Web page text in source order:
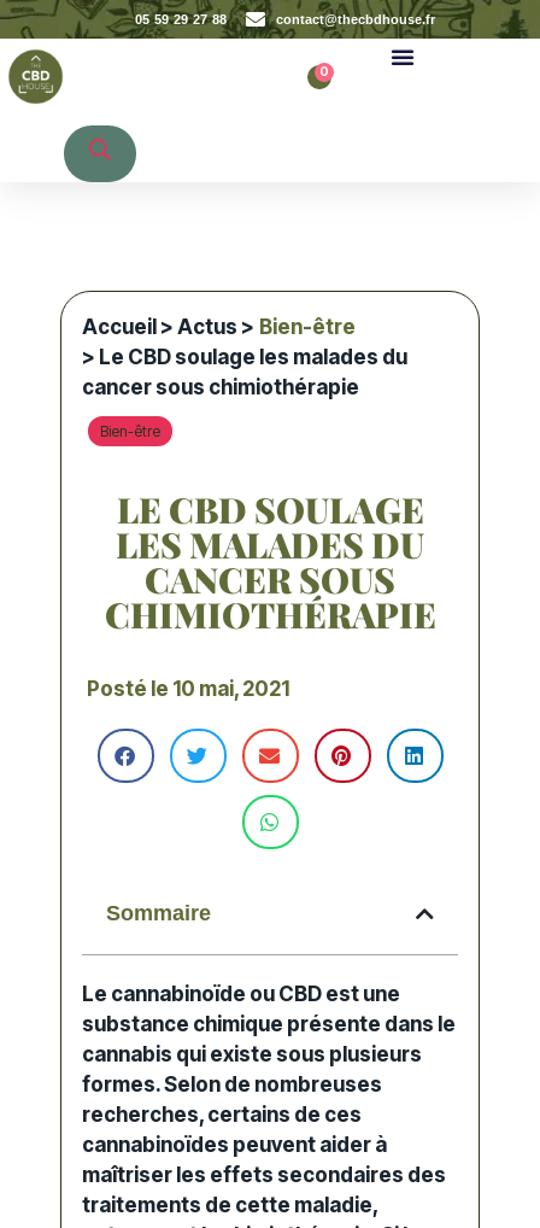
05 59 29 27 88 contact@thecbdhouse.fr
0
Accueil >Actus > Bien-être
> Le CBD soulage les malades du
cancer sous chimiothérapie
Bien-être
LE CBD SOULAGE
LES MALADES DU
CANCER SOUS
CHIMIOTHÉRAPIE
Posté le 10 mai, 2021
Sommaire
Le cannabinoïde ou CBD est une
substance chimique présente dans le
cannabis qui existe sous plusieurs
formes. Selon de nombreuses
recherches, certains de ces
cannabinoïdes peuvent aider à
maîtriser les effets secondaires des
traitements de cette maladie,